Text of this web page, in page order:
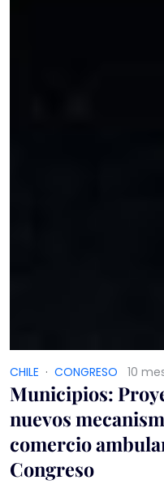
CHILE · CONGRESO 10
Municipios:
nuevos
comercio
Congreso